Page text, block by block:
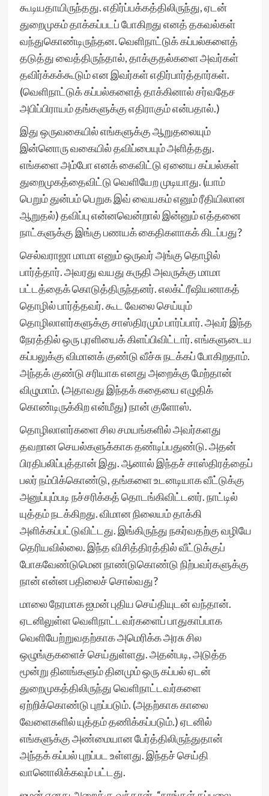
கூடியதாயிருந்தது. எதிர்ப்பக்கத்திலிருந்து, ஏடன்
துறைமுகம் தாக்கப்படப் போகிறது எனத் தகவல்கள்
வந்துகொண்டிருந்தன. வெளிநாட்டுக் கப்பல்களைத்
தடுத்து வைத்திருந்தால், தாக்குதல்களை அவர்கள்
தவிர்க்கக்கூடும் என இவர்கள் எதிர்பார்த்தார்கள்.
(வெளிநாட்டுக் கப்பல்களைத் தாக்கினால் சர்வதேச
அபிப்பிராயம் தங்களுக்கு எதிராகும் என்பதால்.)
இது ஒருவகையில் எங்களுக்கு ஆறுதலையும்
இன்னொரு வகையில் தவிப்பையும் அளித்தது.
எங்களை அம்போ எனக் கைவிட்டு ஏனைய கப்பல்கள்
துறைமுகத்தைவிட்டு வெளியேற முடியாது. (யாம்
பெறும் துன்பம் பெறுக இவ் வையகம் எனும் ரீதியிலான
ஆறுதல்) தவிப்பு என்னவென்றால் இன்னும் எத்தனை
நாட்களுக்கு இங்கு பணயக் கைதிகளாகக் கிடப்பது?
செல்வராஜா மாமா எனும் ஒருவர் அங்கு தொழில்
பார்த்தார். அவரது வயது கருதி அவருக்கு மாமா
பட்டத்தைக் கொடுத்திருந்தனர். எலக்ட்ரீஷியனாகத்
தொழில் பார்த்தவர். கூட வேலை செய்யும்
தொழிலாளர்களுக்கு சாஸ்திரமும் பார்ப்பார். அவர் இந்த
நேரத்தில் ஒரு புரளியைக் கிளப்பிவிட்டார். எங்களுடைய
கப்பலுக்கு விமானக் குண்டு வீச்சு நடக்கப் போகிறதாம்.
அந்தக் குண்டு சரியாக எனது அறைக்கு மேற்தான்
விழுமாம். (அதாவது இந்தக் கதையை எழுதிக்
கொண்டிருக்கிற என்மீது) நான் குளோஸ்.
தொழிலாளர்களை சில சமயங்களில் அவர்களது
தவறான செயல்களுக்காக தண்டிப்பதுண்டு. அதன்
பிரதிபலிப்புத்தான் இது. ஆனால் இந்தச் சாஸ்திரத்தைப்
பலர் நம்பிக்கொண்டு, தங்களை உடனடியாக வீட்டுக்கு
அனுப்பும்படி நச்சரிக்கத் தொடங்கிவிட்டனர். நாட்டில்
யுத்தம் நடக்கிறது. விமான நிலையம் தாக்கி
அளிக்கப்பட்டுவிட்டது. இங்கிருந்து நகர்வதற்கு வழியே
தெரியவில்லை. இந்த விசித்திரத்தில் வீட்டுக்குப்
போகவேண்டுமென நாண்டுகொண்டு நிற்பவர்களுக்கு
நான் என்ன பதிலைச் சொல்வது?
மாலை நேரமாக ஐமன் புதிய செய்தியுடன் வந்தான்.
ஏடனிலுள்ள வெளிநாட்டவர்களைப் பாதுகாப்பாக
வெளியேற்றுவதற்காக அமெரிக்க அரசு சில
ஒழுங்குகளைச் செய்துள்ளது. அதன்படி, அடுத்த
மூன்று தினங்களும் தினமும் ஒரு கப்பல் ஏடன்
துறைமுகத்திலிருந்து வெளிநாட்டவர்களை
ஏற்றிக்கொண்டு புறப்படும். (அதற்காக காலை
வேளைகளில் யுத்தம் தணிக்கப்படும்.) ஏடனில்
எங்களுக்கு அண்மையான பேர்த்திலிருந்துதான்
அந்தக் கப்பல் புறப்பட உள்ளது. இந்தச் செய்தி
வானொலிக்கவும் பட்டது.